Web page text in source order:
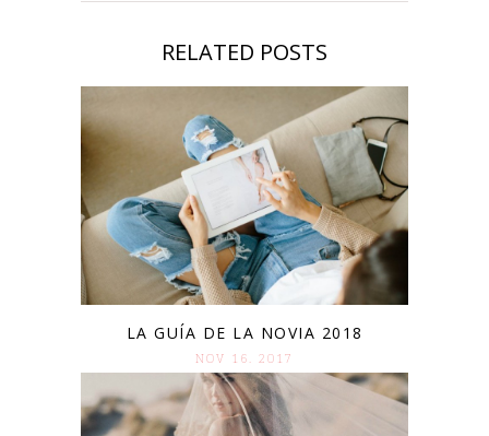
RELATED POSTS
LA GUÍA DE LA NOVIA 2018
NOV 16. 2017